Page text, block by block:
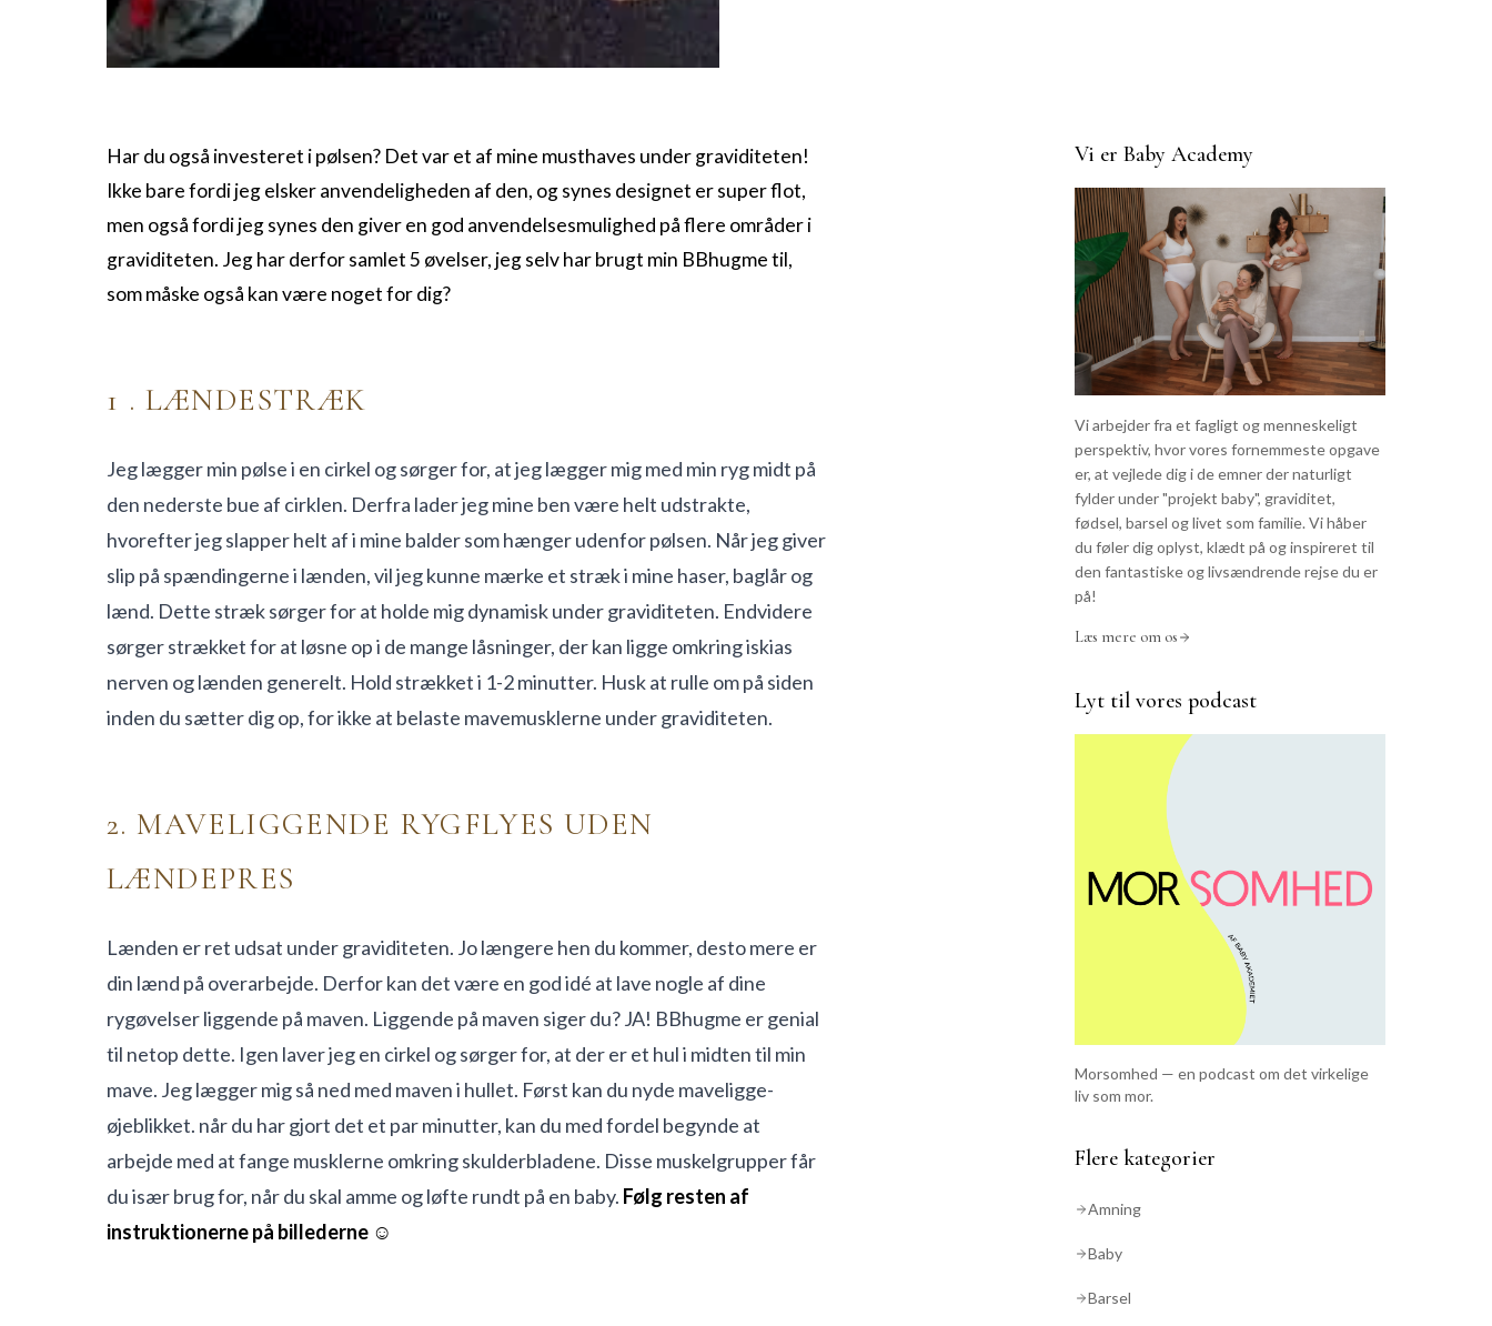
Har du også investeret i pølsen? Det var et af mine musthaves under graviditeten!
Ikke bare fordi jeg elsker anvendeligheden af den, og synes designet er super flot,
men også fordi jeg synes den giver en god anvendelsesmulighed på flere områder i
graviditeten. Jeg har derfor samlet 5 øvelser, jeg selv har brugt min BBhugme til,
som måske også kan være noget for dig?
1 . LÆNDESTRÆK
Jeg lægger min pølse i en cirkel og sørger for, at jeg lægger mig med min ryg midt på
den nederste bue af cirklen. Derfra lader jeg mine ben være helt udstrakte,
hvorefter jeg slapper helt af i mine balder som hænger udenfor pølsen. Når jeg giver
slip på spændingerne i lænden, vil jeg kunne mærke et stræk i mine haser, baglår og
lænd. Dette stræk sørger for at holde mig dynamisk under graviditeten. Endvidere
sørger strækket for at løsne op i de mange låsninger, der kan ligge omkring iskias
nerven og lænden generelt. Hold strækket i 1-2 minutter. Husk at rulle om på siden
inden du sætter dig op, for ikke at belaste mavemusklerne under graviditeten.
2. MAVELIGGENDE RYGFLYES UDEN
LÆNDEPRES
Lænden er ret udsat under graviditeten. Jo længere hen du kommer, desto mere er
din lænd på overarbejde. Derfor kan det være en god idé at lave nogle af dine
rygøvelser liggende på maven. Liggende på maven siger du? JA! BBhugme er genial
til netop dette. Igen laver jeg en cirkel og sørger for, at der er et hul i midten til min
mave. Jeg lægger mig så ned med maven i hullet. Først kan du nyde maveligge-
øjeblikket. når du har gjort det et par minutter, kan du med fordel begynde at
arbejde med at fange musklerne omkring skulderbladene. Disse muskelgrupper får
du især brug for, når du skal amme og løfte rundt på en baby. Følg resten af
instruktionerne på billederne ☺
Vi er Baby Academy
Vi arbejder fra et fagligt og menneskeligt
perspektiv, hvor vores fornemmeste opgave
er, at vejlede dig i de emner der naturligt
fylder under "projekt baby", graviditet,
fødsel, barsel og livet som familie. Vi håber
du føler dig oplyst, klædt på og inspireret til
den fantastiske og livsændrende rejse du er
på!
Læs mere om os
Lyt til vores podcast
Morsomhed — en podcast om det virkelige
liv som mor.
Flere kategorier
Amning
Baby
Barsel